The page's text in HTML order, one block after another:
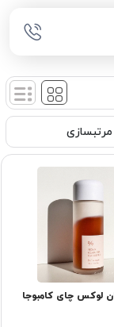
مرتبسازی
لوکس چای کامبوجا